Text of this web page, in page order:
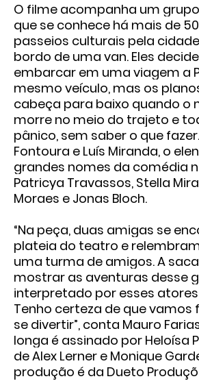
O filme acompanha um
que se conhece há mais de
passeios culturais pela
bordo de uma van. Eles
embarcar em uma viagem a
mesmo veículo, mas os
cabeça para baixo quando o
morre no meio do trajeto e
pânico, sem saber o que
Fontoura e Luís Miranda, o
grandes nomes da comédia
Patricya Travassos, Stella
Moraes e Jonas Bloch.
“Na peça, duas amigas se
plateia do teatro e
uma turma de amigos. A
mostrar as aventuras desse
interpretado por esses
Tenho certeza de que vamos
se divertir”, conta Mauro
longa é assinado por Heloísa
de Alex Lerner e Monique
produção é da Dueto